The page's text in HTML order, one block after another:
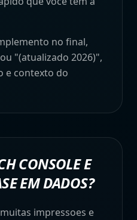
no final,
"(atualizado 2026)",
e contexto do
CONSOLE E
EM DADOS?
impressoes e